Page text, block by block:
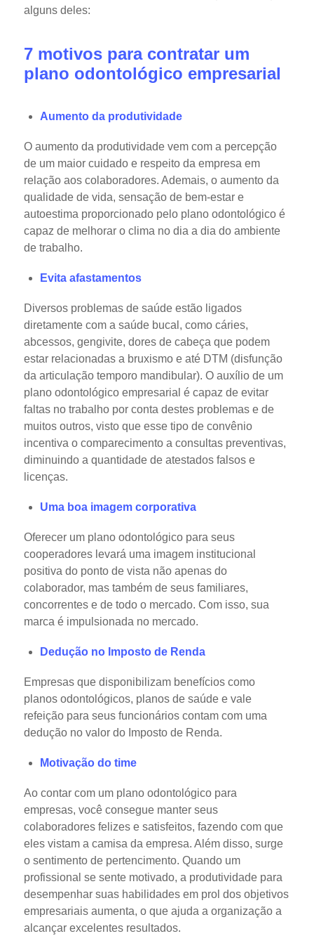
alguns deles:
7 motivos para contratar um
plano odontológico empresarial
Aumento da produtividade
O aumento da produtividade vem com a percepção
de um maior cuidado e respeito da empresa em
relação aos colaboradores. Ademais, o aumento da
qualidade de vida, sensação de bem-estar e
autoestima proporcionado pelo plano odontológico é
capaz de melhorar o clima no dia a dia do ambiente
de trabalho.
Evita afastamentos
Diversos problemas de saúde estão ligados
diretamente com a saúde bucal, como cáries,
abcessos, gengivite, dores de cabeça que podem
estar relacionadas a bruxismo e até DTM (disfunção
da articulação temporo mandibular). O auxílio de um
plano odontológico empresarial é capaz de evitar
faltas no trabalho por conta destes problemas e de
muitos outros, visto que esse tipo de convênio
incentiva o comparecimento a consultas preventivas,
diminuindo a quantidade de atestados falsos e
licenças.
Uma boa imagem corporativa
Oferecer um plano odontológico para seus
cooperadores levará uma imagem institucional
positiva do ponto de vista não apenas do
colaborador, mas também de seus familiares,
concorrentes e de todo o mercado. Com isso, sua
marca é impulsionada no mercado.
Dedução no Imposto de Renda
Empresas que disponibilizam benefícios como
planos odontológicos, planos de saúde e vale
refeição para seus funcionários contam com uma
dedução no valor do Imposto de Renda.
Motivação do time
Ao contar com um plano odontológico para
empresas, você consegue manter seus
colaboradores felizes e satisfeitos, fazendo com que
eles vistam a camisa da empresa. Além disso, surge
o sentimento de pertencimento. Quando um
profissional se sente motivado, a produtividade para
desempenhar suas habilidades em prol dos objetivos
empresariais aumenta, o que ajuda a organização a
alcançar excelentes resultados.